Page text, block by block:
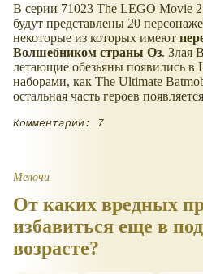
В серии 71023 The LEGO Movie
будут представлены 20
некоторые из которых имеют
Волшебником страны Оз. Злая
летающие обезьяны появились в
наборами, как The Ultimate
остальная часть героев
Комментарии: 7
Мелочи
От каких вредных
избавиться еще в
возрасте?